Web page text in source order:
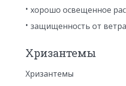
хорошо освещенное
защищенность от ветра
Хризантемы
Хризантемы